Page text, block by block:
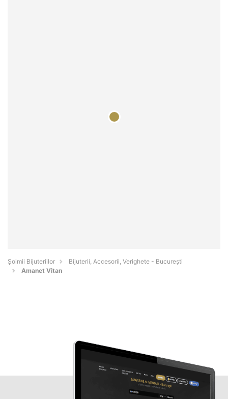
Şoimii Bijuteriilor
Bijuterii, Accesorii, Verighete - Bucureşti
Amanet Vitan